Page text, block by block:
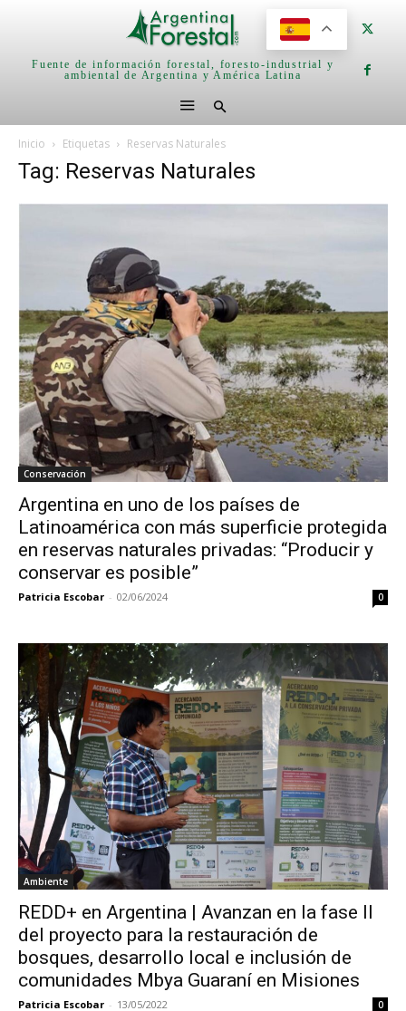
Fuente de información forestal, foresto-industrial y
ambiental de Argentina y América Latina
Inicio Etiquetas Reservas Naturales
Tag: Reservas Naturales
Conservación
Argentina en uno de los países de
Latinoamérica con más superficie protegida
en reservas naturales privadas: “Producir y
conservar es posible”
Patricia Escobar - 02/06/2024 0
Ambiente
REDD+ en Argentina | Avanzan en la fase II
del proyecto para la restauración de
bosques, desarrollo local e inclusión de
comunidades Mbya Guaraní en Misiones
Patricia Escobar - 13/05/2022 0